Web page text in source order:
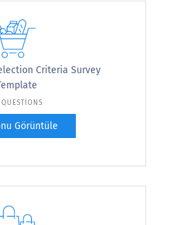
Criteria Survey
Görüntüle